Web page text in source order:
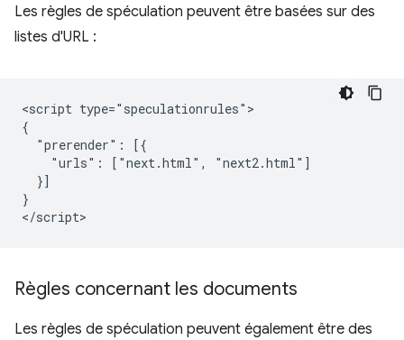
Les règles de spéculation peuvent être basées sur des
listes d'URL :
<script type="speculationrules">
{
  "prerender": [{
    "urls": ["next.html", "next2.html"]
  }]
}
Règles concernant les documents
Les règles de spéculation peuvent également être des